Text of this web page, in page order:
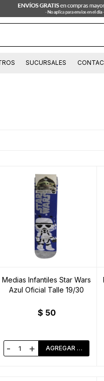
SUCURSALES
Medias Infantiles Star Wars
Azul Oficial Talle 19/30
$ 50
- +